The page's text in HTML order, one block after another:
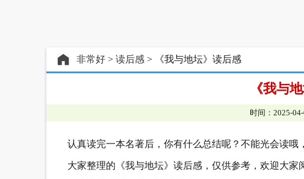
非常好 > 读后感 > 《我与地坛》读后感
《我与
时间：2025-
认真读完一本名著后，你有什么总结呢？不能光会读
大家整理的《我与地坛》读后感，仅供参考，欢迎大家